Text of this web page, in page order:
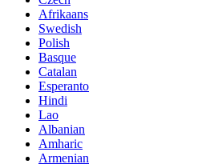
Afrikaans
Swedish
Polish
Basque
Catalan
Esperanto
Hindi
Lao
Albanian
Amharic
Armenian